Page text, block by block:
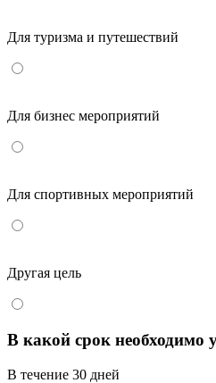
Для туризма и путешествий
Для бизнес мероприятий
Для спортивных мероприятий
Другая цель
В какой срок необходимо
В течение 30 дней